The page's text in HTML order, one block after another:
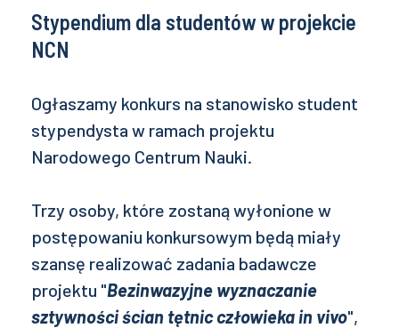
Stypendium dla studentów w projekcie
NCN
Ogłaszamy konkurs na stanowisko student
stypendysta w ramach projektu
Narodowego Centrum Nauki.
Trzy osoby, które zostaną wyłonione w
postępowaniu konkursowym będą miały
szansę realizować zadania badawcze
projektu "Bezinwazyjne wyznaczanie
sztywności ścian tętnic człowieka in vivo",